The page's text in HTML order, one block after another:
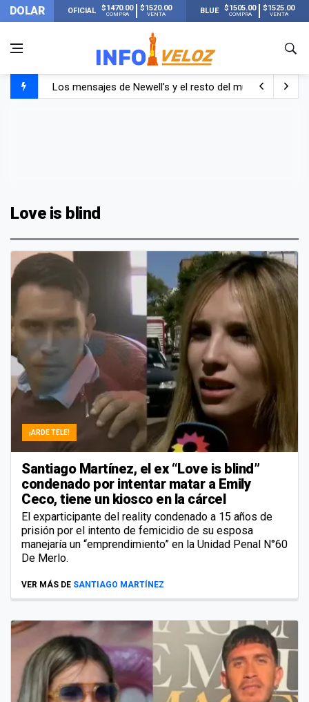
DOLAR OFICIAL $1470.00
COMPRA
$1520.00
VENTA BLUE $1505.00
COMPRA
$1525.00
VENTA
Los mensajes de Newell’s y el resto del mundo del
Love is blind
¡ARDE TELE!
Santiago Martínez, el ex “Love is blind”
condenado por intentar matar a Emily
Ceco, tiene un kiosco en la cárcel
El exparticipante del reality condenado a 15 años de
prisión por el intento de femicidio de su esposa
manejaría un “emprendimiento” en la Unidad Penal N°60
De Merlo.
VER MÁS DE SANTIAGO MARTÍNEZ